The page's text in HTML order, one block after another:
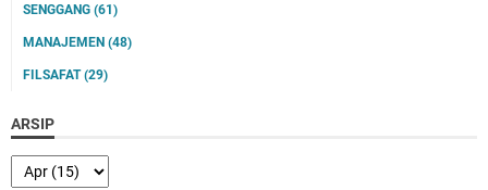
SENGGANG (61)
MANAJEMEN (48)
FILSAFAT(29)
ARSIP